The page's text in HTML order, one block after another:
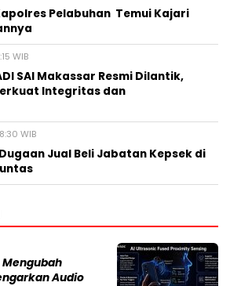
Pelabuhan Temui Kajari
WIB
SAI Makassar Resmi Dilantik,
Integritas dan
WIB
Dugaan Jual Beli Jabatan Kepsek di
Mengubah
Audio